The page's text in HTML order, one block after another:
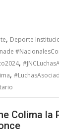
, Deporte
,
,
Colima la